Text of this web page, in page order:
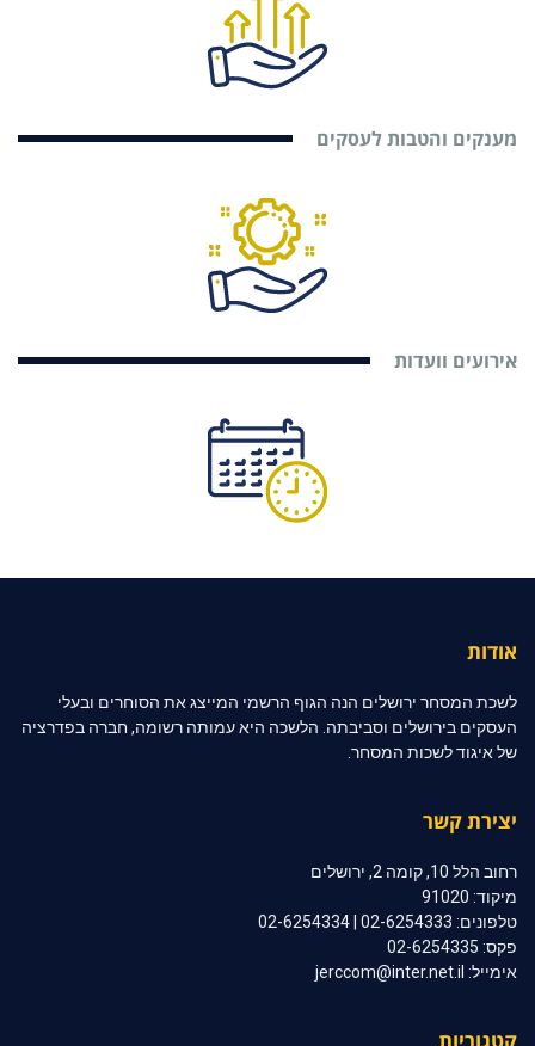
מענקים והטבות לעסקים
אירועים וועדות
אודות
לשכת המסחר ירושלים הנה הגוף הרשמי המייצג את הסוחרים ובעלי
העסקים בירושלים וסביבתה. הלשכה היא עמותה רשומה, חברה בפדרציה
של איגוד לשכות המסחר.
יצירת קשר
רחוב הלל 10, קומה 2, ירושלים
מיקוד: 91020
טלפונים: 02-6254333 | 02-6254334
פקס: 02-6254335
אימייל: jerccom@inter.net.il
קטגוריות